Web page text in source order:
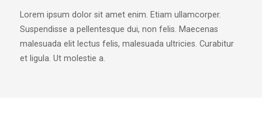
Lorem ipsum dolor sit amet enim. Etiam ullamcorper.
Suspendisse a pellentesque dui, non felis. Maecenas
malesuada elit lectus felis, malesuada ultricies. Curabitur
et ligula. Ut molestie a.